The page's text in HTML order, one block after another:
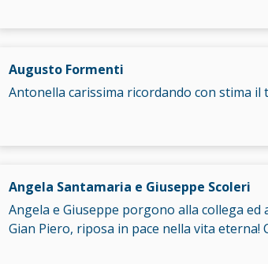
Augusto Formenti
Antonella carissima ricordando con stima
Angela Santamaria e Giuseppe Scoleri
Angela e Giuseppe porgono alla collega
Gian Piero, riposa in pace nella vita